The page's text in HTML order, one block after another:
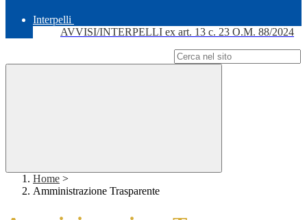
Interpelli
AVVISI/INTERPELLI ex art. 13 c. 23 O.M. 88/2024
Home >
Amministrazione Trasparente